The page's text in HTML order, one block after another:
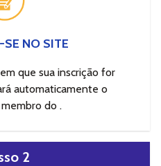
SE NO SITE
que sua inscrição for
automaticamente o
do .
2